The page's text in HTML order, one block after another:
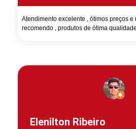
Atendimento excelente , ótimos preços
recomendo , produtos de ótima
Elenilton Ribeiro